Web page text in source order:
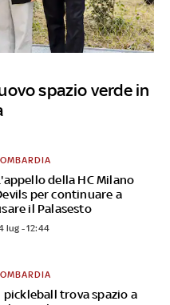
spazio verde in
della HC Milano
per continuare a
il Palasesto
lug - 12:44
pickleball trova spazio a